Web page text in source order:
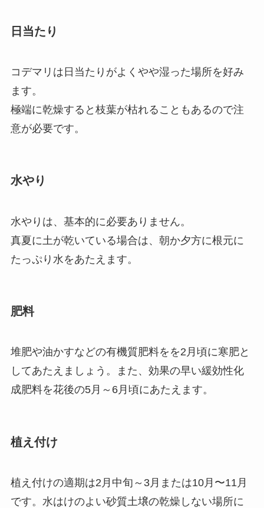
日当たり
コデマリは日当たりがよくやや湿った場所を好み
ます。
極端に乾燥すると枝葉が枯れることもあるので注
意が必要です。
水やり
水やりは、基本的に必要ありません。
真夏に土が乾いている場合は、朝か夕方に根元に
たっぷり水をあたえます。
肥料
堆肥や油かすなどの有機質肥料をを2月頃に寒肥と
してあたえましょう。また、効果の早い緩効性化
成肥料を花後の5月～6月頃にあたえます。
植え付け
植え付けの適期は2月中旬～3月または10月〜11月
です。水はけのよい砂質土壌の乾燥しない場所に